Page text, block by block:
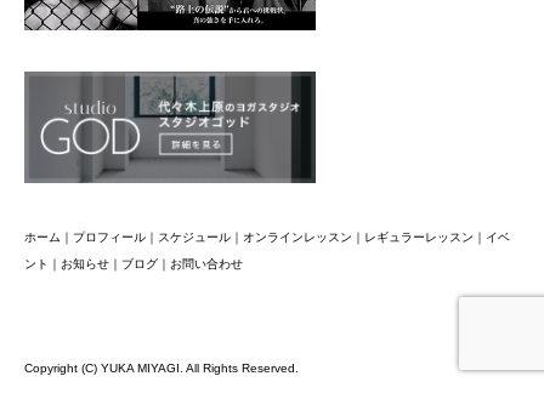
ホーム ｜ プロフィール ｜ スケジュール ｜ オンラインレッスン ｜ レギュラーレッスン ｜ イベ
ント ｜ お知らせ ｜ ブログ ｜ お問い合わせ
Copyright (C) YUKA MIYAGI. All Rights Reserved.